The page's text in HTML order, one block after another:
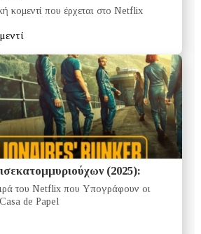
κομεντί που έρχεται στο Netflix
(2025):
του Netflix που Υπογράφουν οι
de Papel